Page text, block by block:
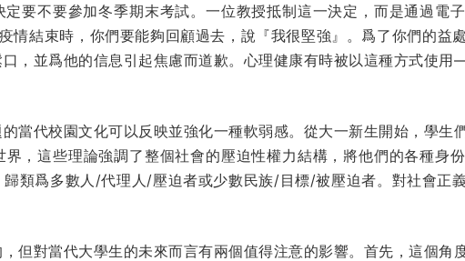
要不要參加冬季期末考試。一位教授抵制這一決定，而是通過電
情結束時，你們要能夠回顧過去，說『我很堅強』。爲了你們的益
，並爲他的信息引起焦慮而道歉。心理健康有時被以這種方式使
當代校園文化可以反映並強化一種軟弱感。從大一新生開始，學生
，這些理論強調了整個社會的壓迫性權力結構，將他們的各種身
類爲多數人/代理人/壓迫者或少數民族/目標/被壓迫者。對社會正
但對當代大學生的未來而言有兩個值得注意的影響。首先，這個角